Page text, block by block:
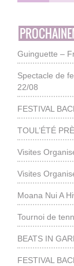
Guinguette –
Spectacle de
22/08
FESTIVAL
TOUL’ÉTÉ
Visites
Visites
Moana Nui A
Tournoi de
BEATS IN
FESTIVAL